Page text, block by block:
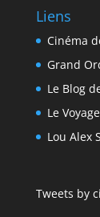
Liens
Cinéma
Grand
Le Blog
Le
Lou Alex
Tweets by